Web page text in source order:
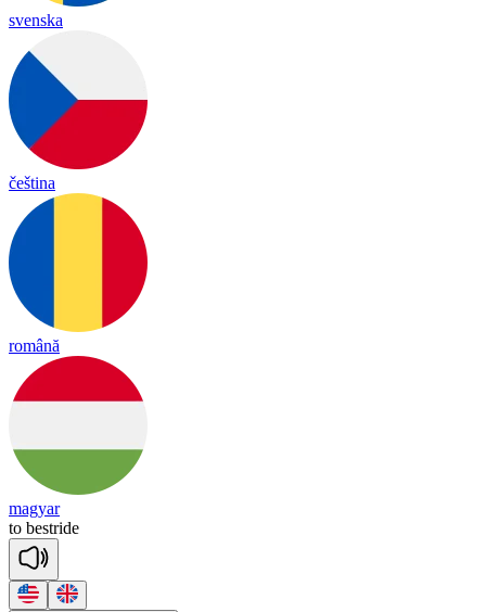
svenska
čeština
română
magyar
to bestride